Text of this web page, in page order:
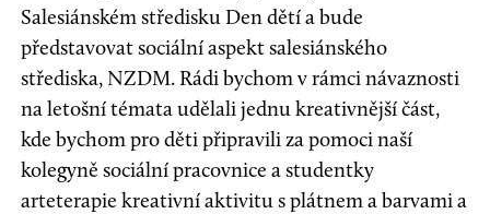
Salesiánském středisku Den dětí a bude
představovat sociální aspekt salesiánského
střediska, NZDM. Rádi bychom v rámci návaznosti
na letošní témata udělali jednu kreativnější část,
kde bychom pro děti připravili za pomoci naší
kolegyně sociální pracovnice a studentky
arteterapie kreativní aktivitu s plátnem a barvami a